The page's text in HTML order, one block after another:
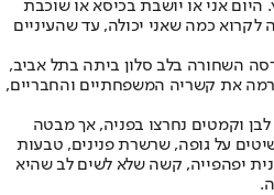
היום אני או יושבת בכיסא או שוכבת
כמה שאני יכולה, עד שהעיניים
יושבת בכורסה השחורה בלב סלון ביתה בתל אביב,
רמה את קשריה המשפחתיים והחבריים,
וקמטים נחרצו בפניה, אך מבטה
על גופה, שרשרת פנינים, טבעות
יפהפייה, קשה שלא לשים לב שהיא